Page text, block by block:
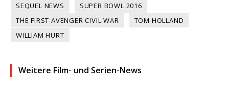
SEQUEL NEWS
SUPER BOWL 2016
THE FIRST AVENGER CIVIL WAR
TOM HOLLAND
WILLIAM HURT
Weitere Film- und Serien-News